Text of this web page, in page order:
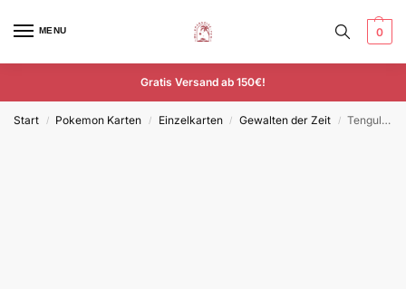
MENU 0
Gratis Versand ab 150€!
Start / Pokemon Karten / Einzelkarten / Gewalten der Zeit / Tengulist – TEF 005/162 – Deutsch – Uncommon